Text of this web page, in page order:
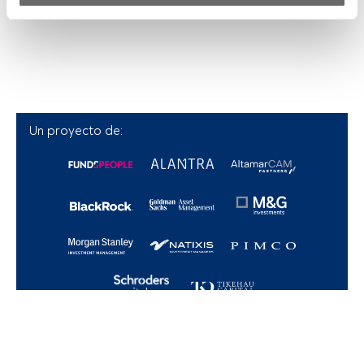
datos para proporcionar:
y/o acceder a ella.
Un proyecto de: